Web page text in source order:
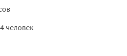
человек